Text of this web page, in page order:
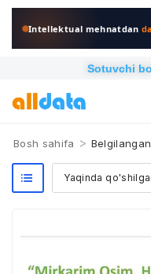
Intellektual mehnatdan
Sotuvchi
Bosh sahifa >